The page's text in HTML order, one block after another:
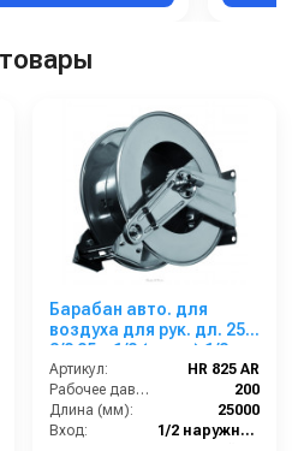
Барабан авто. для
воздуха для рук. дл. 25м
3/8 25м 1/2 (нерж.) 1/2ш.
1/2ш. 200 бар
Артикул:
HR 825 AR
Рабочее давление (бар):
200
Длина (мм):
25000
Вход:
1/2 наружняя резьба